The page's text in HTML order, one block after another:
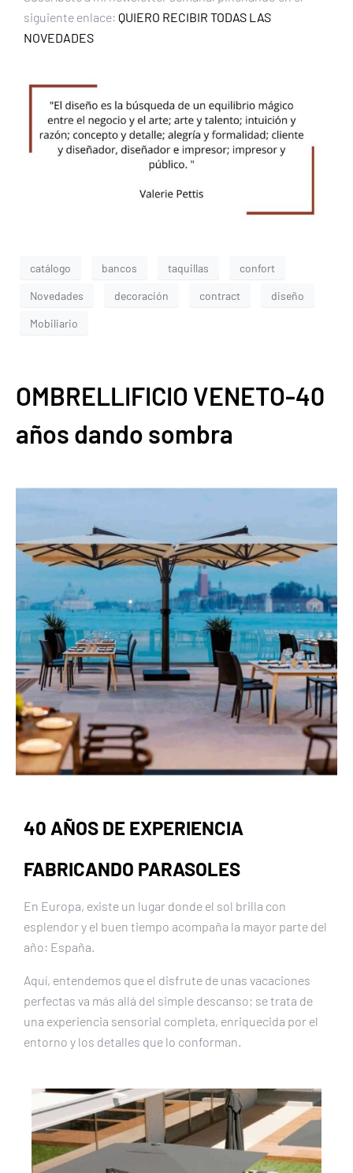
siguiente enlace: QUIERO RECIBIR TODAS LAS
NOVEDADES
catálogo bancos taquillas confort
Novedades decoración contract diseño
Mobiliario
OMBRELLIFICIO VENETO-40
años dando sombra
40 AÑOS DE EXPERIENCIA
FABRICANDO PARASOLES
En Europa, existe un lugar donde el sol brilla con
esplendor y el buen tiempo acompaña la mayor parte del
año: España.
Aquí, entendemos que el disfrute de unas vacaciones
perfectas va más allá del simple descanso; se trata de
una experiencia sensorial completa, enriquecida por el
entorno y los detalles que lo conforman.